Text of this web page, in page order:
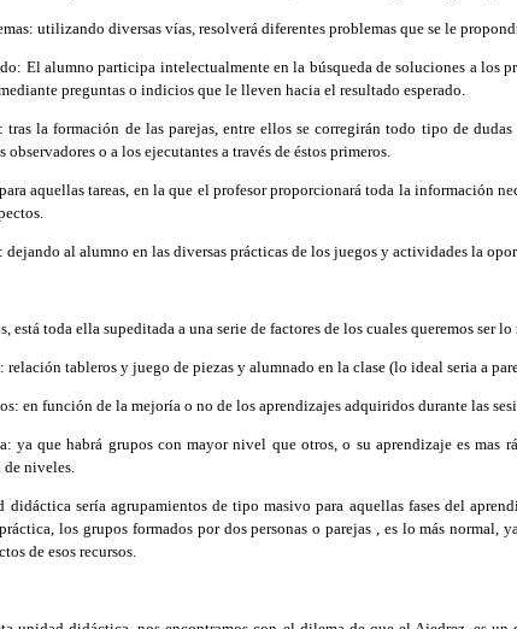
utilizando diversas vías, resolverá diferentes problemas que se le
El alumno participa intelectualmente en la búsqueda de soluciones a los
preguntas o indicios que le lleven hacia el resultado esperado.
tras la formación de las parejas, entre ellos se corregirán todo tipo de
observadores o a los ejecutantes a través de éstos primeros.
aquellas tareas, en la que el profesor proporcionará toda la información
dejando al alumno en las diversas prácticas de los juegos y actividades la
toda ella supeditada a una serie de factores de los cuales queremos ser
relación tableros y juego de piezas y alumnado en la clase (lo ideal seria a
en función de la mejoría o no de los aprendizajes adquiridos durante las
ya que habrá grupos con mayor nivel que otros, o su aprendizaje es
de niveles.
sería agrupamientos de tipo masivo para aquellas fases del
los grupos formados por dos personas o parejas , es lo más
de esos recursos.